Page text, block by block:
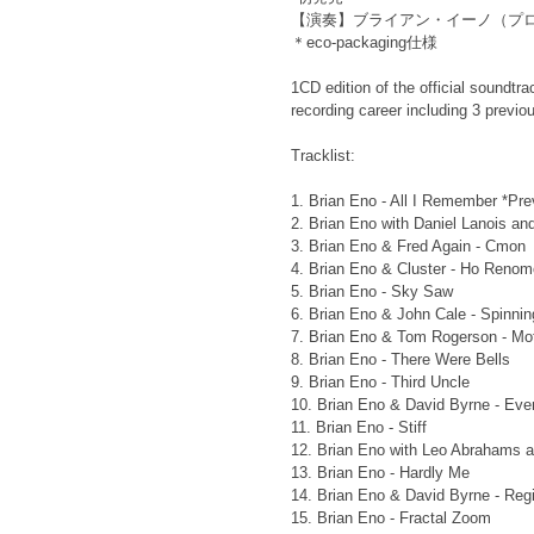
【演奏】ブライアン・イーノ（プ
＊eco-packaging仕様
1CD edition of the official
recording career including 3
Tracklist:
1. Brian Eno - All I Remember
2. Brian Eno with Daniel Lanois
3. Brian Eno & Fred Again - Cmon
4. Brian Eno & Cluster - Ho
5. Brian Eno - Sky Saw
6. Brian Eno & John Cale -
7. Brian Eno & Tom Rogerson -
8. Brian Eno - There Were Bells
9. Brian Eno - Third Uncle
10. Brian Eno & David Byrne -
11. Brian Eno - Stiff
12. Brian Eno with Leo Abrahams
13. Brian Eno - Hardly Me
14. Brian Eno & David Byrne -
15. Brian Eno - Fractal Zoom